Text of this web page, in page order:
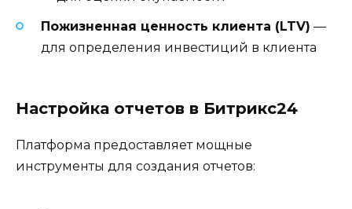
Пожизненная ценность клиента (LTV) —
для определения инвестиций в клиента
Настройка отчетов в Битрикс24
Платформа предоставляет мощные
инструменты для создания отчетов: